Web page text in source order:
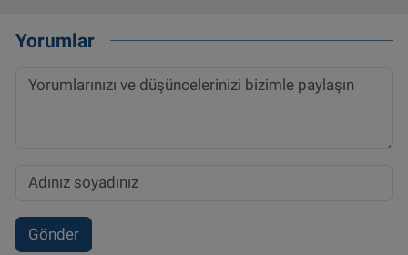
Yorumlar
Gönder